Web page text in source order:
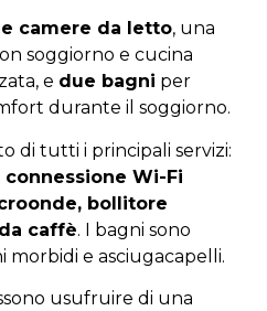
camere da letto, una
soggiorno e cucina
e due bagni per
durante il soggiorno.
di tutti i principali servizi:
Wi-Fi
bollitore
caffè. I bagni sono
morbidi e asciugacapelli.
usufruire di una